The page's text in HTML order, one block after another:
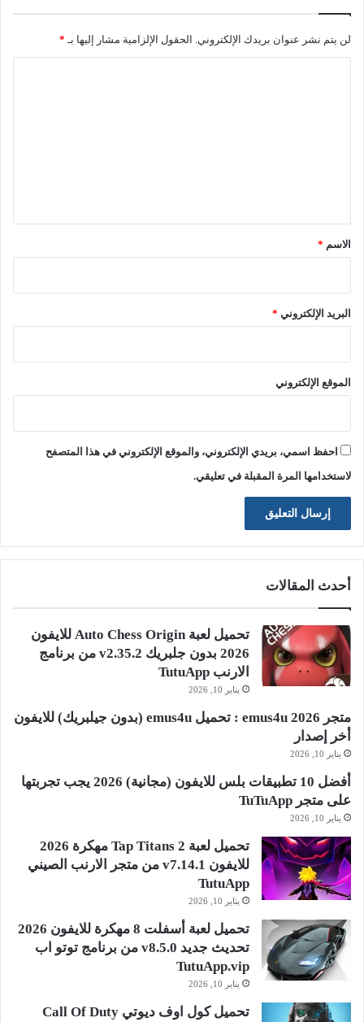
لن يتم نشر عنوان بريدك الإلكتروني. الحقول الإلزامية مشار إليها بـ *
*الاسم *
البريد الإلكتروني *
الموقع الإلكتروني
احفظ اسمي، بريدي الإلكتروني، والموقع الإلكتروني في هذا المتصفح
لاستخدامها المرة المقبلة في تعليقي.
أحدث المقالات
تحميل لعبة Auto Chess Origin للايفون
2026 بدون جلبريك v2.35.2 من برنامج
الارنب TutuApp
يناير 10, 2026
متجر emus4u 2026 : تحميل emus4u (بدون جيلبريك) للايفون
أخر إصدار
يناير 10, 2026
أفضل 10 تطبيقات بلس للايفون (مجانية) 2026 يجب تجربتها
على متجر TuTuApp
يناير 10, 2026
تحميل لعبة Tap Titans 2 مهكرة 2026
للايفون v7.14.1 من متجر الارنب الصيني
TutuApp
يناير 10, 2026
تحميل لعبة أسفلت 8 مهكرة للايفون 2026
تحديث جديد v8.5.0 من برنامج توتو اب
TutuApp.vip
يناير 10, 2026
تحميل كول اوف ديوتي Call Of Duty